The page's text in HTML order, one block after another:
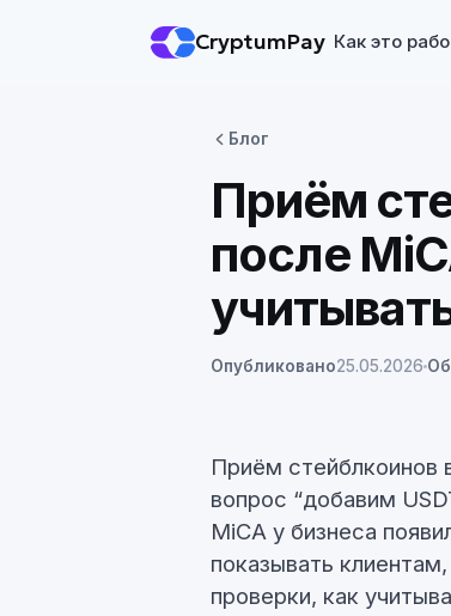
CryptumPay Как это
Блог
Приём
после
Опубликовано25.05.2026
Приём стейблкоинов
вопрос “добавим
MiCA у бизнеса
показывать
проверки, как